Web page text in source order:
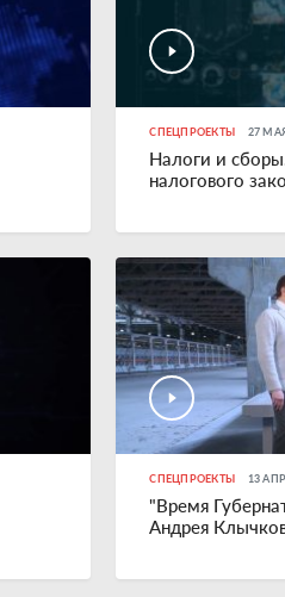
СПЕЦПРОЕКТЫ 27
Налоги и
налогового
СПЕЦПРОЕКТЫ 13
"Время
Андрея